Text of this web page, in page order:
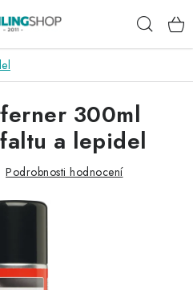
300ml
a lepidel
Podrobnosti hodnocení